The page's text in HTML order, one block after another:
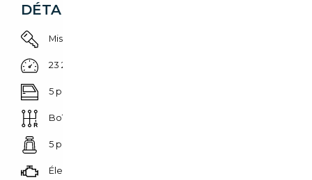
DÉTAILS DU VÉHICULE
Mise en circulation 01/04/2023
23 209 km
5 portes
Boîte automatique
5 places
Électrique/Essence